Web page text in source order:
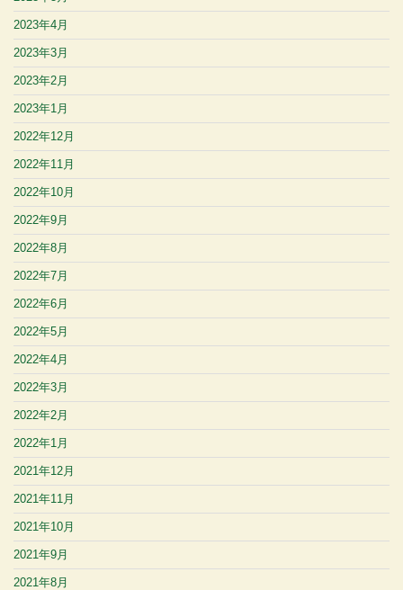
2023年4月
2023年3月
2023年2月
2023年1月
2022年12月
2022年11月
2022年10月
2022年9月
2022年8月
2022年7月
2022年6月
2022年5月
2022年4月
2022年3月
2022年2月
2022年1月
2021年12月
2021年11月
2021年10月
2021年9月
2021年8月